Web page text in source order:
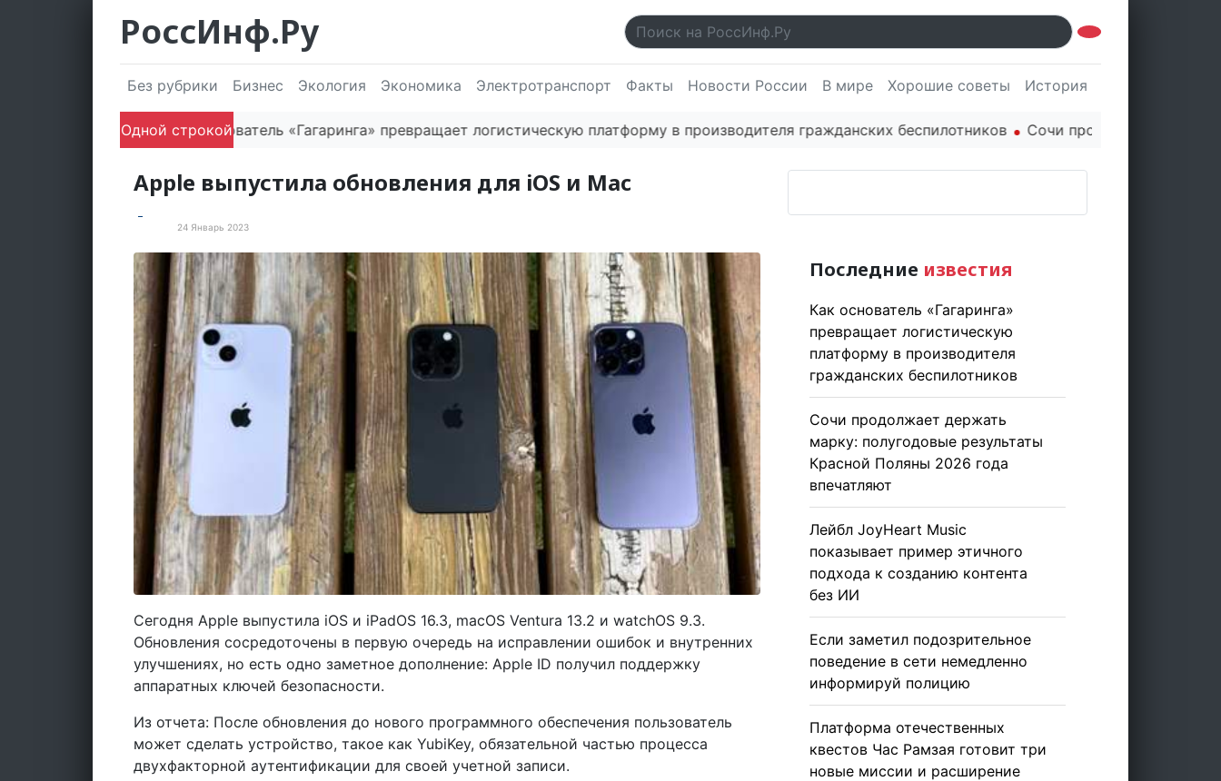
РоссИнф.Ру
Без рубрики Бизнес Экология Экономика Электротранспорт Факты Новости России В мире Хорошие советы История
Одной строкой
Как основатель «Гагаринга» превращает логистическую платформу в производителя гражданских беспилотников Сочи продолжает держать
Apple выпустила обновления для iOS и Mac
24 Январь 2023
Сегодня Apple выпустила iOS и iPadOS 16.3, macOS Ventura 13.2 и watchOS 9.3.
Обновления сосредоточены в первую очередь на исправлении ошибок и внутренних
улучшениях, но есть одно заметное дополнение: Apple ID получил поддержку
аппаратных ключей безопасности.
Из отчета: После обновления до нового программного обеспечения пользователь
может сделать устройство, такое как YubiKey, обязательной частью процесса
двухфакторной аутентификации для своей учетной записи.
Последние известия
Как основатель «Гагаринга»
превращает логистическую
платформу в производителя
гражданских беспилотников
Сочи продолжает держать
марку: полугодовые результаты
Красной Поляны 2026 года
впечатляют
Лейбл JoyHeart Music
показывает пример этичного
подхода к созданию контента
без ИИ
Если заметил подозрительное
поведение в сети немедленно
информируй полицию
Платформа отечественных
квестов Час Рамзая готовит три
новые миссии и расширение